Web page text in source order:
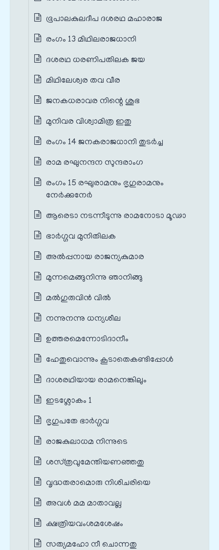
ഭൂപാലകുലദീപ ദശരഥ മഹാരാജ
രംഗം 13 മിഥിലരാജധാനി
ദശരഥ ധരണിപതിലക ജയ
മിഥിലേശ്വര തവ വീര
ജനകധരാവര നിന്റെ ശുഭ
മുനിവര വിശ്വാമിത്ര ഇതു
രംഗം 14 ജനകരാജധാനി തുടർച്ച
രാമ രഘുനന്ദന സുന്ദരാംഗ
രംഗം 15 രഘുരാമനും ഭൃഗുരാമനും
നേർക്കുനേർ
ആരെടാ നടന്നീടുന്നു രാമനോടാ മൂഢാ
ഭാര്‍ഗ്ഗവ മുനിതിലക
അൽപ്പനായ രാജന്യകുമാര
മുന്നമെങ്ങുനിന്നു ഞാനിങ്ങു
മല്‍ഗുരുവിന്‍ വില്‍
നന്നുനന്നു ധന്യശീല
ഉത്തരമെന്നോടിദാനീം
ഹേതുവൊന്നും കൂടാതെകണ്ടിപ്പോള്‍
ദാശരഥിയായ രാമനെങ്കിലും
ഇടശ്ലോകം 1
ഭൃഗുപതേ ഭാര്‍ഗ്ഗവ
രാജകുലാധമ നിന്നുടെ
ശസ്‌ത്രവുമേന്തിയണഞ്ഞതു
വൃദ്ധതരാമൊരു നിശിചരിയെ
അവള്‍ മമ മാതാവല്ല
ക്ഷത്രിയവംശമശേഷം
സത്യമഹോ നീ ചൊന്നതു